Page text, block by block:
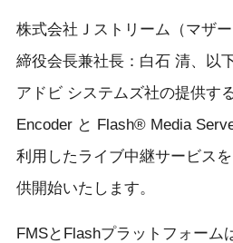
株式会社Ｊストリーム（マザ
締役会長兼社長：白石 清、以
アドビ システムズ社の提供す
Encoder と Flash® Media
利用したライブ中継サービス
供開始いたします。
FMSとFlashプラットフォーム